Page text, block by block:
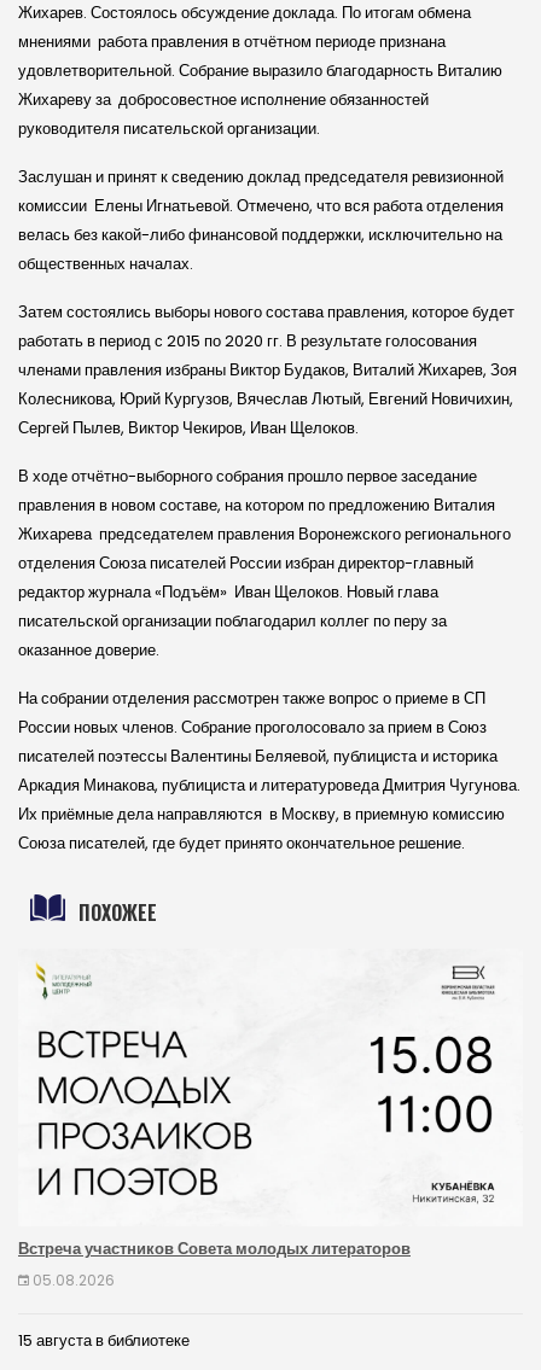
Жихарев. Состоялось обсуждение доклада. По итогам обмена
мнениями работа правления в отчётном периоде признана
удовлетворительной. Собрание выразило благодарность Виталию
Жихареву за добросовестное исполнение обязанностей
руководителя писательской организации.
Заслушан и принят к сведению доклад председателя ревизионной
комиссии Елены Игнатьевой. Отмечено, что вся работа отделения
велась без какой-либо финансовой поддержки, исключительно на
общественных началах.
Затем состоялись выборы нового состава правления, которое будет
работать в период с 2015 по 2020 гг. В результате голосования
членами правления избраны Виктор Будаков, Виталий Жихарев, Зоя
Колесникова, Юрий Кургузов, Вячеслав Лютый, Евгений Новичихин,
Сергей Пылев, Виктор Чекиров, Иван Щелоков.
В ходе отчётно-выборного собрания прошло первое заседание
правления в новом составе, на котором по предложению Виталия
Жихарева председателем правления Воронежского регионального
отделения Союза писателей России избран директор-главный
редактор журнала «Подъём» Иван Щелоков. Новый глава
писательской организации поблагодарил коллег по перу за
оказанное доверие.
На собрании отделения рассмотрен также вопрос о приеме в СП
России новых членов. Собрание проголосовало за прием в Союз
писателей поэтессы Валентины Беляевой, публициста и историка
Аркадия Минакова, публициста и литературоведа Дмитрия Чугунова.
Их приёмные дела направляются в Москву, в приемную комиссию
Союза писателей, где будет принято окончательное решение.
ПОХОЖЕЕ
Встреча участников Совета молодых литераторов
05.08.2026
15 августа в библиотеке